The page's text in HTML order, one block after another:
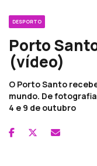
DESPORTO
Porto
(vídeo)
O Porto Santo
mundo. De
4 e 9 de outubro